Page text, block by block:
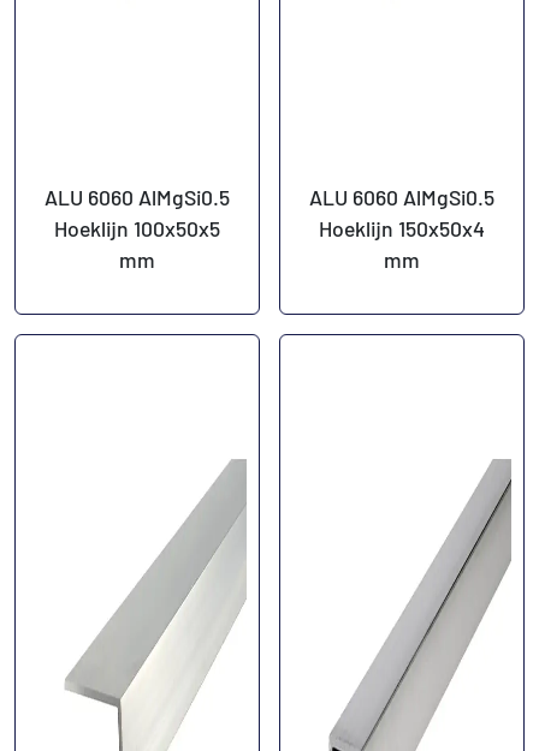
ALU 6060 AlMgSi0.5
Hoeklijn 100x50x5
mm
ALU 6060 AlMgSi0.5
Hoeklijn 150x50x4
mm